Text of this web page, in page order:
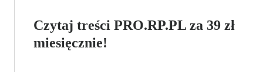
Czytaj treści PRO.RP.PL za 39 zł
miesięcznie!